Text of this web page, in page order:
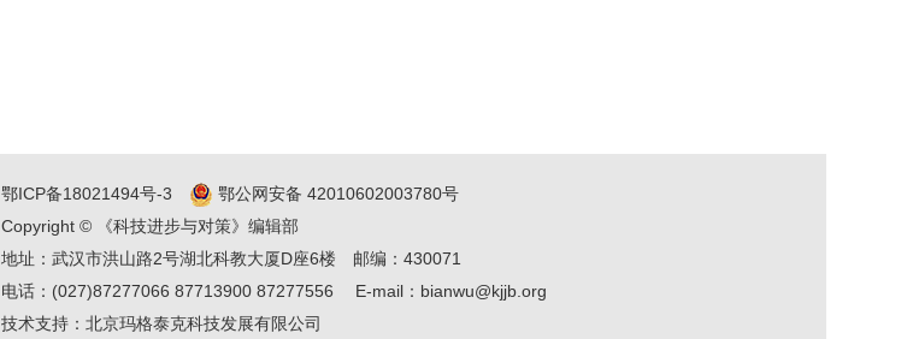
鄂ICP备18021494号-3
鄂公网安备 42010602003780号
Copyright © 《科技进步与对策》编辑部
地址：武汉市洪山路2号湖北科教大厦D座6楼 邮编：430071
电话：(027)87277066 87713900 87277556
E-mail：bianwu@kjjb.org
技术支持： 北京玛格泰克科技发展有限公司